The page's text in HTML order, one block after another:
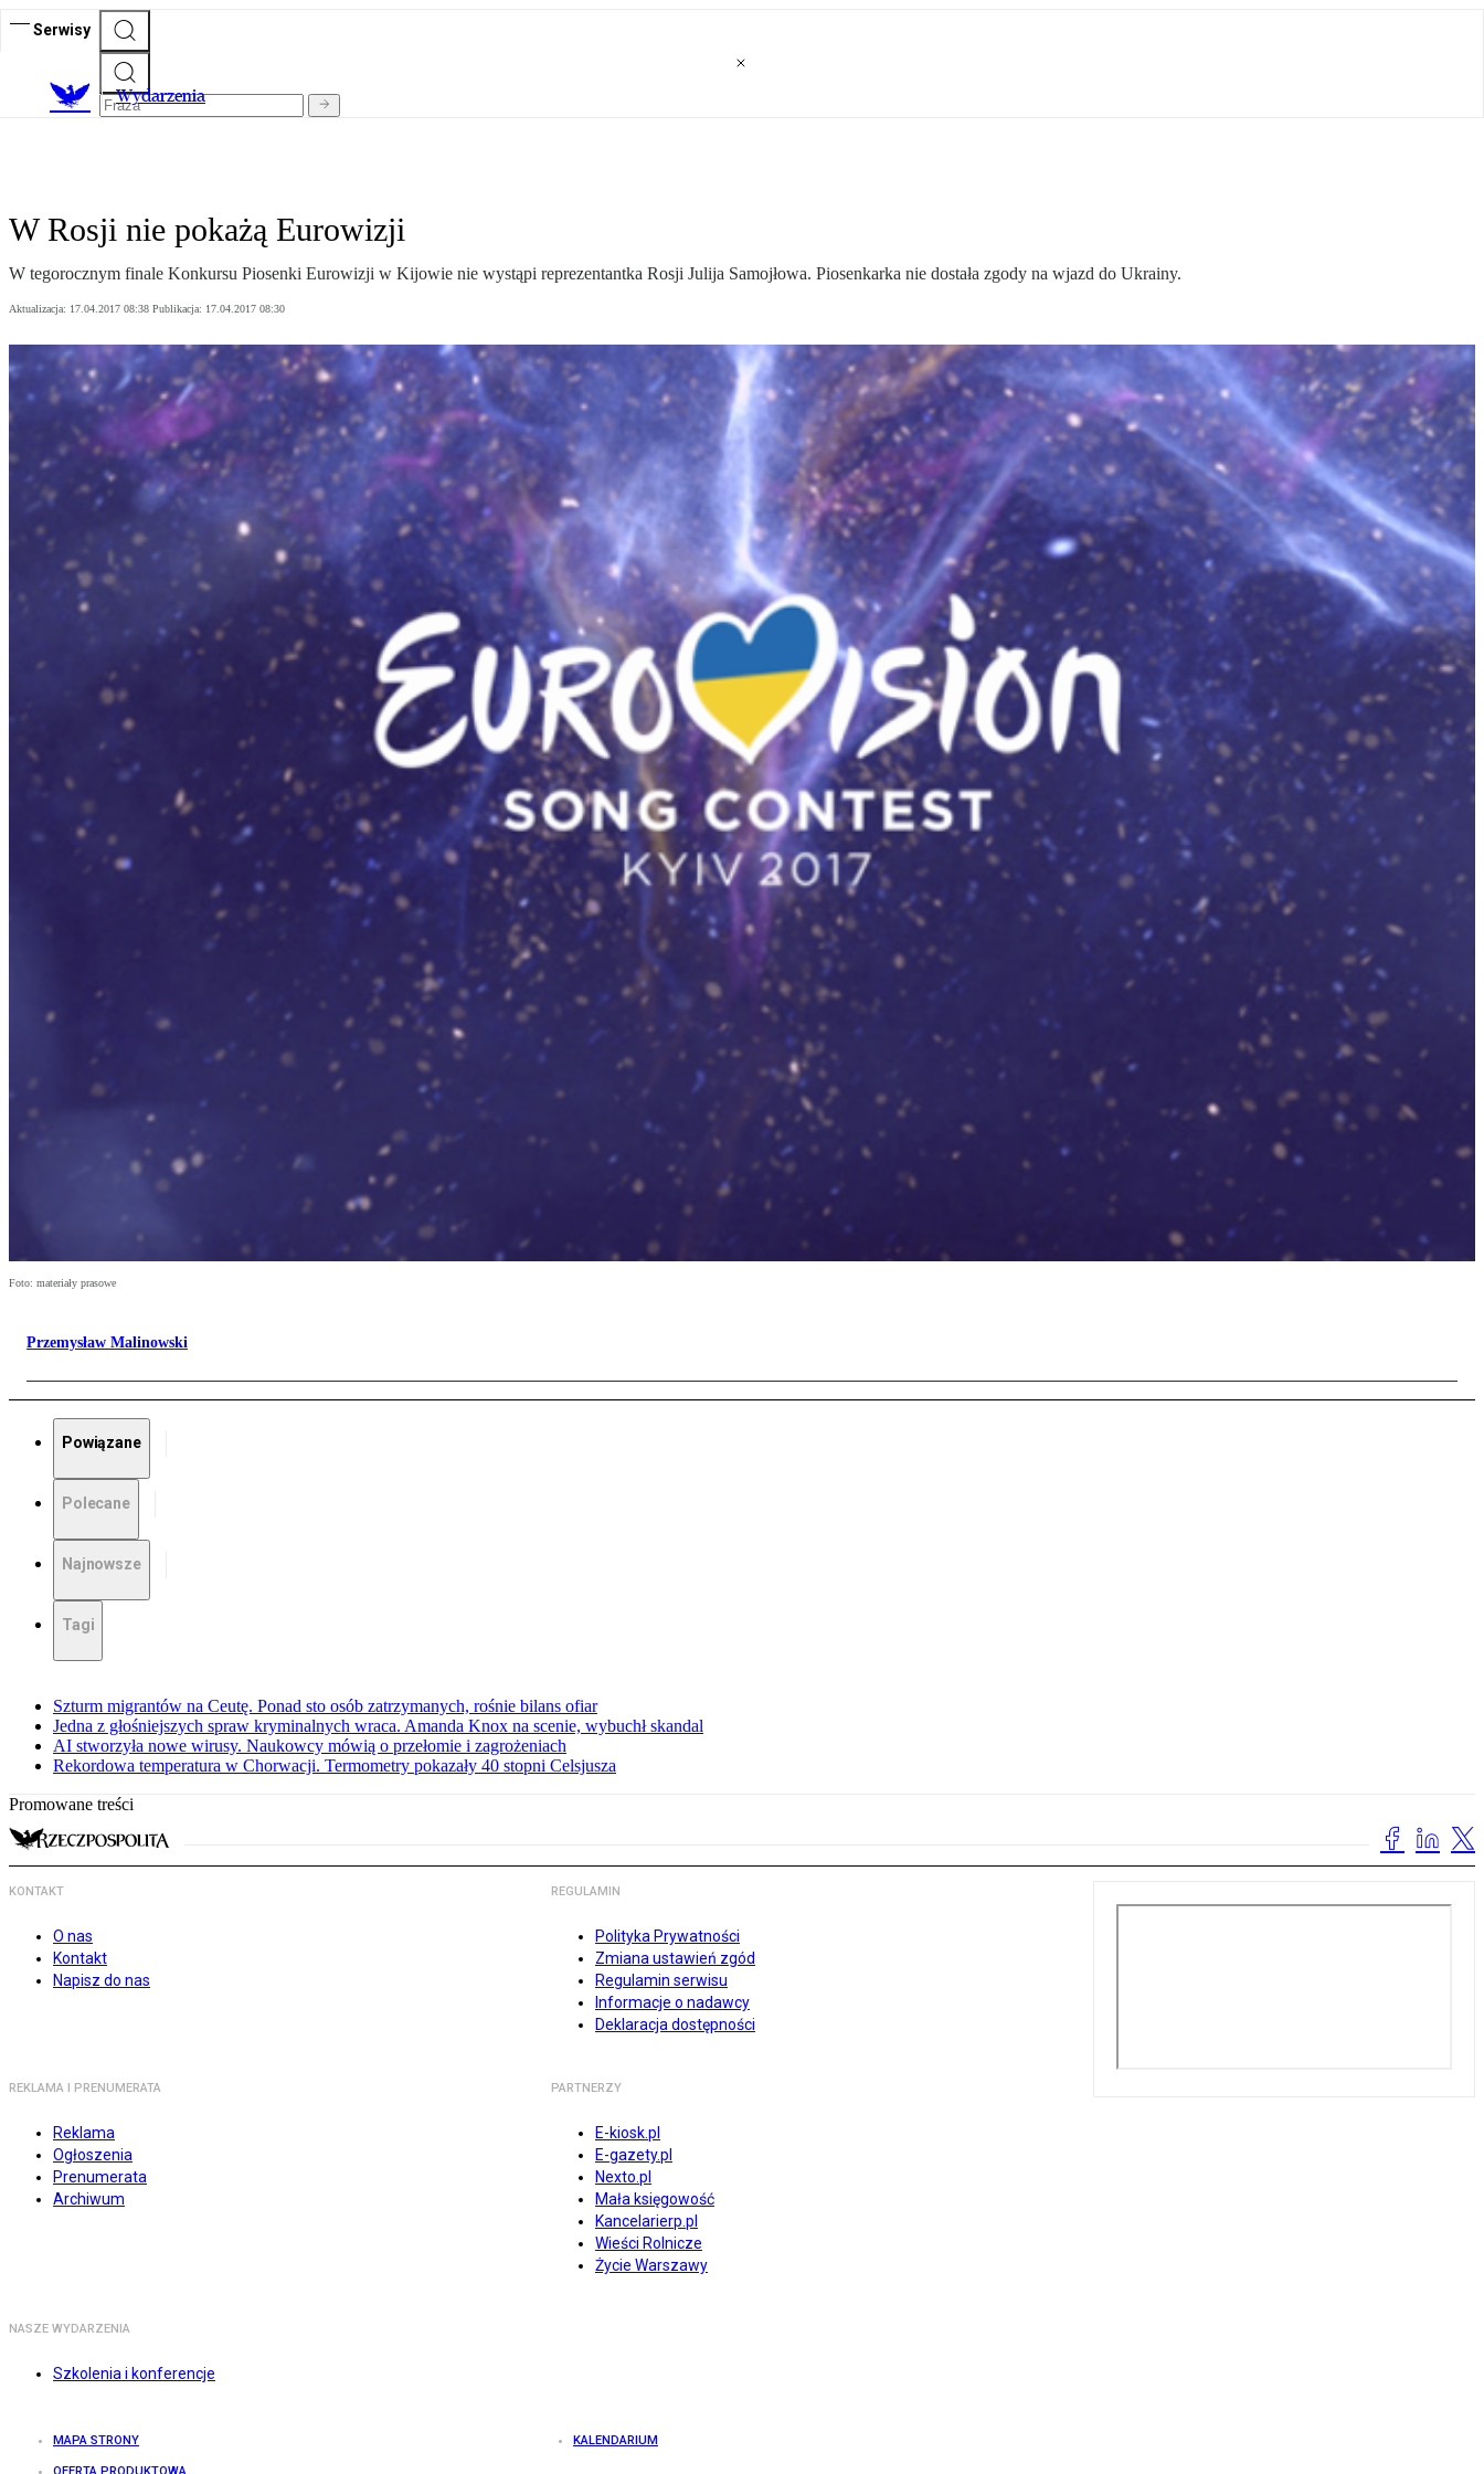
Serwisy
Wydarzenia
W Rosji nie pokażą Eurowizji
W tegorocznym finale Konkursu Piosenki Eurowizji w Kijowie nie wystąpi reprezentantka Rosji Julija Samojłowa. Piosenkarka nie dostała zgody na wjazd do Ukrainy.
Aktualizacja: 17.04.2017 08:38 Publikacja: 17.04.2017 08:30
Foto: materiały prasowe
Przemysław Malinowski
Powiązane
Polecane
Najnowsze
Tagi
Szturm migrantów na Ceutę. Ponad sto osób zatrzymanych, rośnie bilans ofiar
Jedna z głośniejszych spraw kryminalnych wraca. Amanda Knox na scenie, wybuchł skandal
AI stworzyła nowe wirusy. Naukowcy mówią o przełomie i zagrożeniach
Rekordowa temperatura w Chorwacji. Termometry pokazały 40 stopni Celsjusza
Promowane treści
KONTAKT
O nas
Kontakt
Napisz do nas
REGULAMIN
Polityka Prywatności
Zmiana ustawień zgód
Regulamin serwisu
Informacje o nadawcy
Deklaracja dostępności
REKLAMA I PRENUMERATA
Reklama
Ogłoszenia
Prenumerata
Archiwum
PARTNERZY
E-kiosk.pl
E-gazety.pl
Nexto.pl
Mała księgowość
Kancelarierp.pl
Wieści Rolnicze
Życie Warszawy
NASZE WYDARZENIA
Szkolenia i konferencje
MAPA STRONY KALENDARIUM